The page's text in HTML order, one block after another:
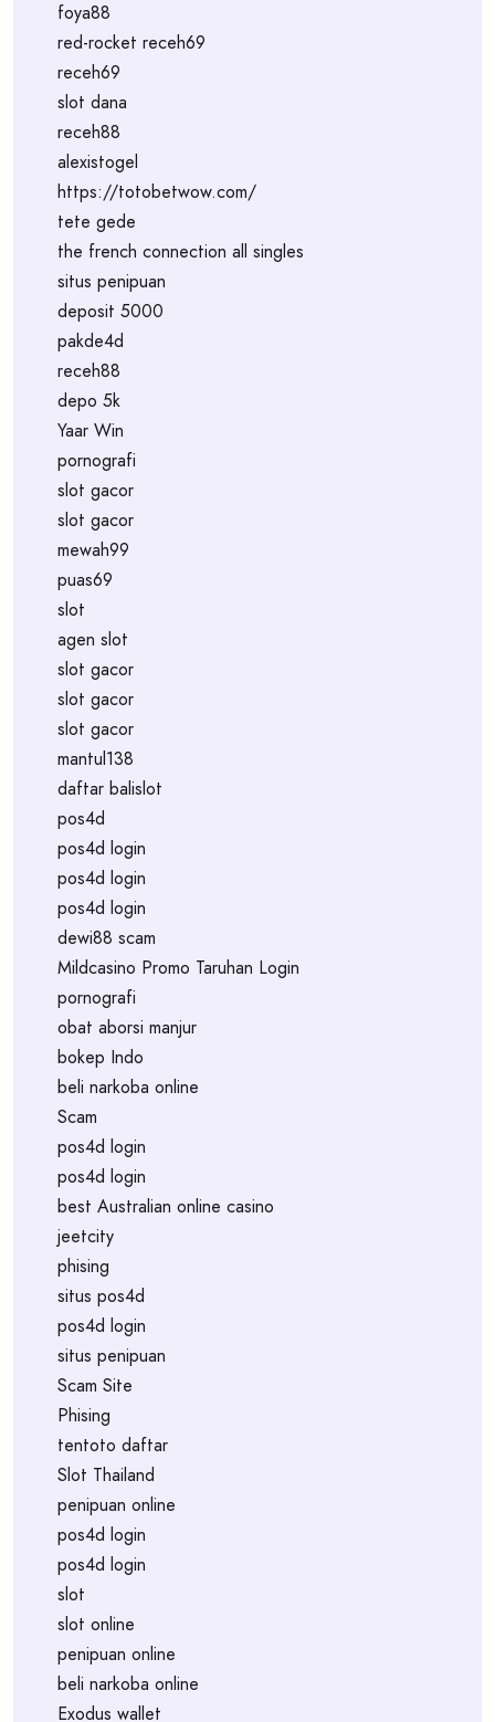
foya88
red-rocket receh69
receh69
slot dana
receh88
alexistogel
https://totobetwow.com/
tete gede
the french connection all singles
situs penipuan
deposit 5000
pakde4d
receh88
depo 5k
Yaar Win
pornografi
slot gacor
slot gacor
mewah99
puas69
slot
agen slot
slot gacor
slot gacor
slot gacor
mantul138
daftar balislot
pos4d
pos4d login
pos4d login
pos4d login
dewi88 scam
Mildcasino Promo Taruhan Login
pornografi
obat aborsi manjur
bokep Indo
beli narkoba online
Scam
pos4d login
pos4d login
best Australian online casino
jeetcity
phising
situs pos4d
pos4d login
situs penipuan
Scam Site
Phising
tentoto daftar
Slot Thailand
penipuan online
pos4d login
pos4d login
slot
slot online
penipuan online
beli narkoba online
Exodus wallet